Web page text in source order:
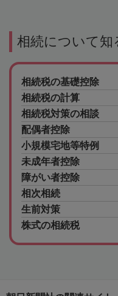
相続について知
相続税の基礎控除
相続税の計算
相続税対策の相談
配偶者控除
小規模宅地等特例
未成年者控除
障がい者控除
相次相続
生前対策
株式の相続税